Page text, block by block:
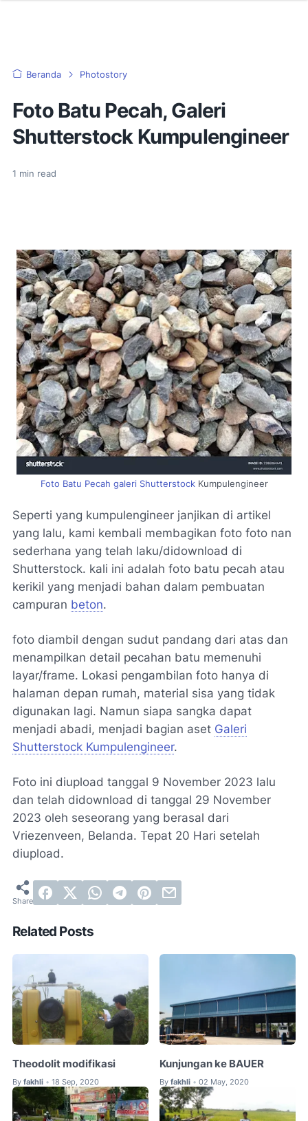
Beranda Photostory
Foto Batu Pecah, Galeri
Shutterstock Kumpulengineer
1 min read
Foto Batu Pecah galeri ShutterstockKumpulengineer
Seperti yang kumpulengineer janjikan di artikel
yang lalu, kami kembali membagikan foto foto nan
sederhana yang telah laku/didownload di
Shutterstock. kali ini adalah foto batu pecah atau
kerikil yang menjadi bahan dalam pembuatan
campuran beton.
foto diambil dengan sudut pandang dari atas dan
menampilkan detail pecahan batu memenuhi
layar/frame. Lokasi pengambilan foto hanya di
halaman depan rumah, material sisa yang tidak
digunakan lagi. Namun siapa sangka dapat
menjadi abadi, menjadi bagian aset Galeri
Shutterstock Kumpulengineer.
Foto ini diupload tanggal 9 November 2023 lalu
dan telah didownload di tanggal 29 November
2023 oleh seseorang yang berasal dari
Vriezenveen, Belanda. Tepat 20 Hari setelah
diupload.
Related Posts
Theodolit modifikasi
By fakhli • 18 Sep, 2020
Kunjungan ke BAUER
By fakhli • 02 May, 2020